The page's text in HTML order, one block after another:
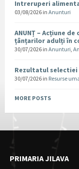
Intreruperi
03/08/2026 in Anunturi
ANUNȚ – Acțiune
țânțarilor adulți în
30/07/2026 in Anunturi,
Rezultatul
30/07/2026 in Resurse
MORE POSTS
PRIMARIA JILAVA